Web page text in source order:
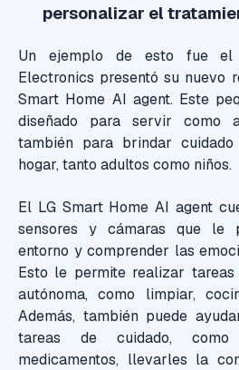
personalizar el
Un ejemplo de esto fue el
Electronics presentó su nuevo
Smart Home AI agent. Este
diseñado para servir como
también para brindar
hogar, tanto adultos como niños.
El LG Smart Home AI agent
sensores y cámaras que le
entorno y comprender las
Esto le permite realizar
autónoma, como limpiar,
Además, también puede
tareas de cuidado, como
medicamentos, llevarles la